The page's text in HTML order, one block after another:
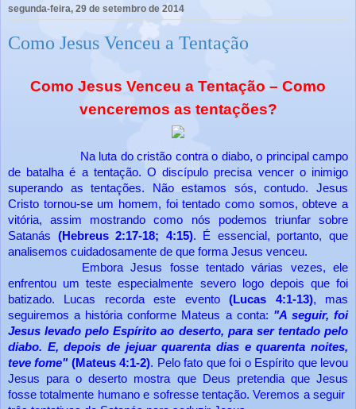
segunda-feira, 29 de setembro de 2014
Como Jesus Venceu a Tentação
Como Jesus Venceu a Tentação – Como
venceremos as tentações?
Na luta do cristão contra o diabo, o principal campo
de batalha é a tentação. O discípulo precisa vencer o inimigo
superando as tentações. Não estamos sós, contudo. Jesus
Cristo tornou-se um homem, foi tentado como somos, obteve a
vitória, assim mostrando como nós podemos triunfar sobre
Satanás (Hebreus 2:17-18; 4:15). É essencial, portanto, que
analisemos cuidadosamente de que forma Jesus venceu.
Embora Jesus fosse tentado várias vezes, ele
enfrentou um teste especialmente severo logo depois que foi
batizado. Lucas recorda este evento(Lucas 4:1-13), mas
seguiremos a história conforme Mateus a conta: "A seguir, foi
Jesus levado pelo Espírito ao deserto, para ser tentado pelo
diabo. E, depois de jejuar quarenta dias e quarenta noites,
teve fome" (Mateus 4:1-2). Pelo fato que foi o Espírito que levou
Jesus para o deserto mostra que Deus pretendia que Jesus
fosse totalmente humano e sofresse tentação. Veremos a seguir